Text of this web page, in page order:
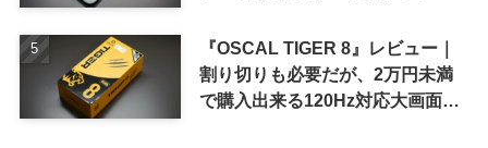
『OSCAL TIGER 8』レビュー｜
割り切りも必要だが、2万円未満
で購入出来る120Hz対応大画面ス